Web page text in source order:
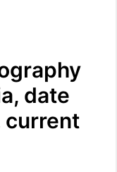
date
current